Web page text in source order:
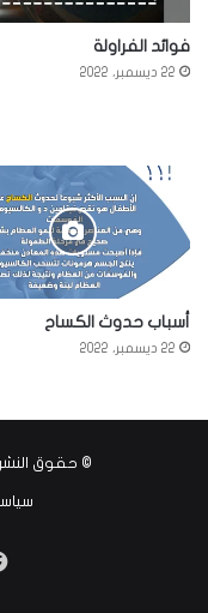
فوائد الفراولة
22 ديسمبر، 2022
أسباب حدوث الكساح
22 ديسمبر، 2022
© حقوق النشر 2026، جميع الحقوق محفوظة